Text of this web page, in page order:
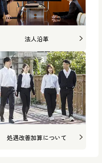
法人沿革
処遇改善加算について